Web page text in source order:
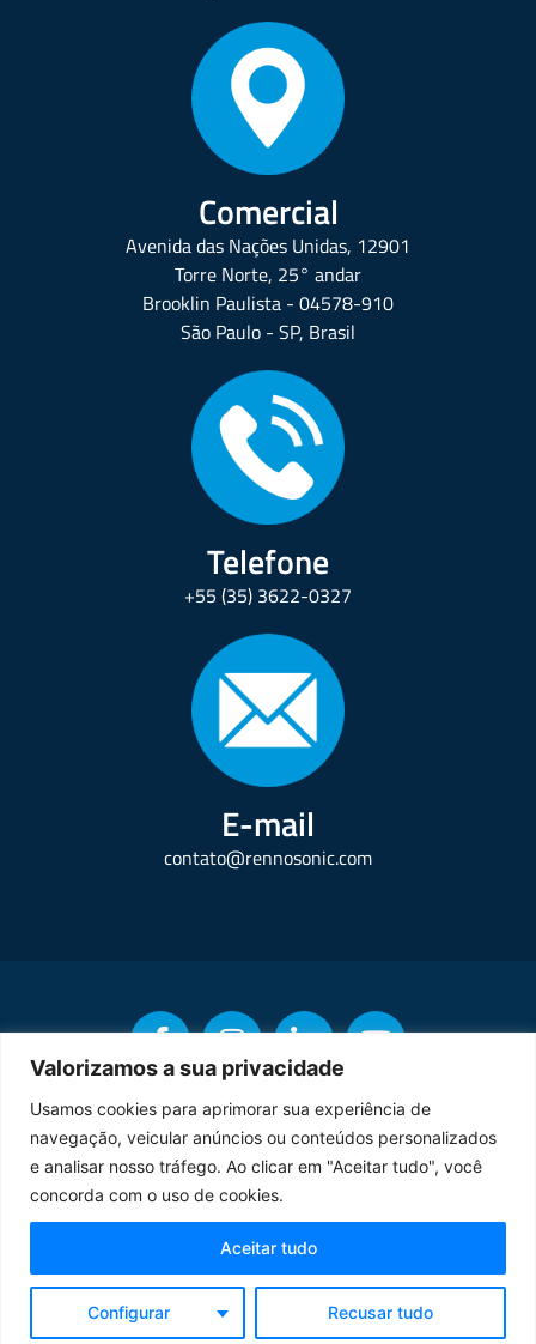
Valorizamos a sua privacidade
Usamos cookies para aprimorar sua experiência de
navegação, veicular anúncios ou conteúdos personalizados
e analisar nosso tráfego. Ao clicar em "Aceitar tudo", você
concorda com o uso de cookies.
Configurar Recusar tudo
Aceitar tudo
Comercial
Avenida das Nações Unidas, 12901
Torre Norte, 25° andar
Brooklin Paulista - 04578-910
São Paulo - SP, Brasil
Telefone
+55 (35) 3622-0327
E-mail
contato@rennosonic.com
Copyright © Rennosonic. Todos os direitos reservados.
Orgulhosamente desenvolvido por
Termos de Uso Política de Privacidade